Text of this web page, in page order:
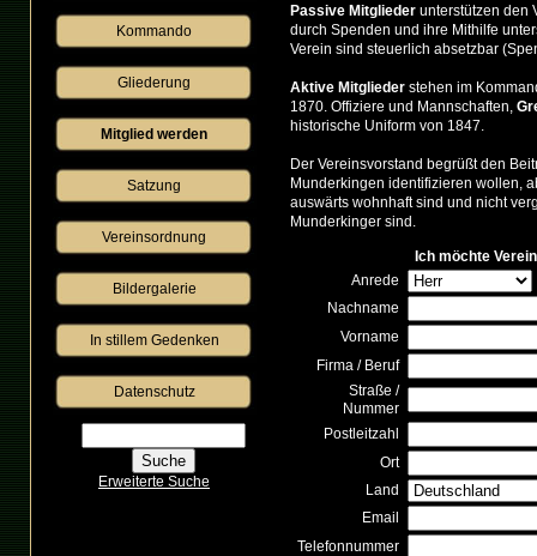
Kommando
Gliederung
Mitglied werden
Satzung
Vereinsordnung
Bildergalerie
 In stillem Gedenken 
Datenschutz
Erweiterte Suche
Passive Mitgliederunterstützen den
durch Spenden und ihre Mithilfe
Verein sind steuerlich absetzbar
Aktive Mitgliederstehen im
1870. Offiziere und Mannschaften,
historische Uniform von 1847.
Der Vereinsvorstand begrüßt den
Munderkingen identifizieren wollen,
auswärts wohnhaft sind und nicht
Munderkinger sind.
Ich möchte
Anrede
Nachname
Vorname
Firma / Beruf
Straße /
Nummer
Postleitzahl
Ort
Land
Email
Telefonnummer